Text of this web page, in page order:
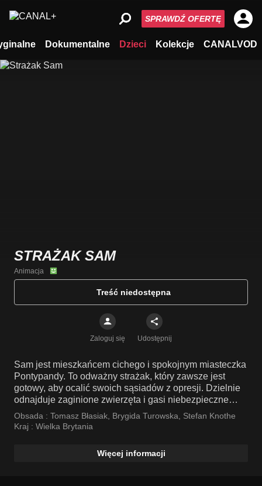
Dokumentalne Dzieci Kolekcje CANALVOD
SPRAWDŹ OFERTĘ
STRAŻAK SAM
Animacja
Treść niedostępna
Zaloguj się Udostępnij
Sam jest mieszkańcem cichego i spokojnym miasteczka
Pontypandy. To odważny strażak, który zawsze jest
gotowy, aby ocalić swoich sąsiadów z opresji. Dzielnie
odnajduje zaginione zwierzęta i gasi niebezpieczne
pożary.
Obsada : Tomasz Błasiak Brygida Turowska
Stefan Knothe
Kraj : Wielka Brytania
Więcej informacji